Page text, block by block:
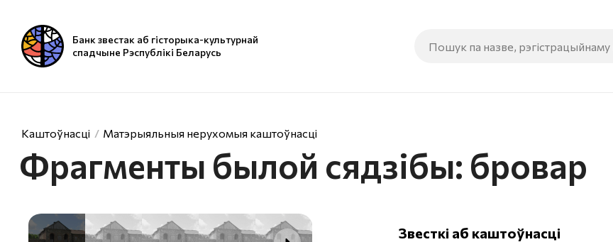
Банк звестак аб гісторыка-культурнай
спадчыне Рэспублікі Беларусь
Каштоўнасці Матэрыяльныя нерухомыя каштоўнасці
Фрагменты былой сядзібы: бровар
Звесткі аб каштоўнасці